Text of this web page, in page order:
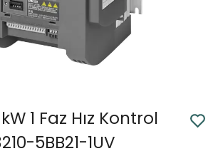
1 Faz Hız Kontrol
5BB21-1UV